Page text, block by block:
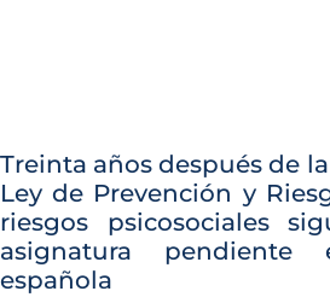
Treinta años después de
Ley de Prevención y
riesgos psicosociales
asignatura
española